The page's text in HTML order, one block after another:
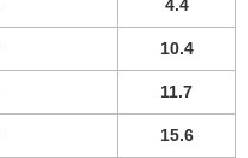
4.4
10.4
11.7
15.6